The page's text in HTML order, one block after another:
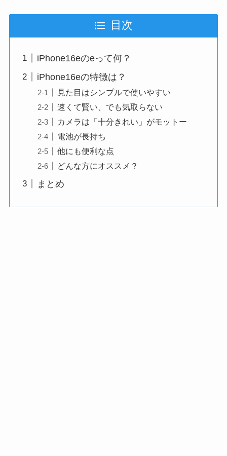
目次
iPhone16eのeって何？
iPhone16eの特徴は？
見た目はシンプルで使いやすい
速くて賢い、でも気取らない
カメラは「十分きれい」がモットー
電池が長持ち
他にも便利な点
どんな方にオススメ？
まとめ